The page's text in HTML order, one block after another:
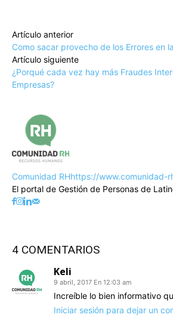
Artículo anterior
Como sacar provecho de los Errores en
Artículo siguiente
¿Porqué cada vez hay más Fraudes
Empresas?
Comunidad RHhttps://www.comunidad-
El portal de Gestión de Personas de
4 COMENTARIOS
Keli
9 abril, 2017 En 12:03 am
Increíble lo bien informativo
Iniciar sesión para dejar un